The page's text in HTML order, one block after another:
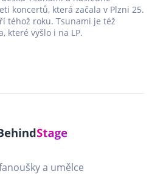
koncertů, která začala v Plzni 25.
téhož roku. Tsunami je též
které vyšlo i na LP.
a umělce